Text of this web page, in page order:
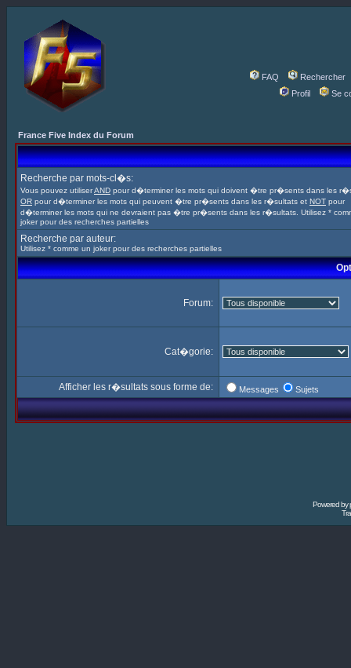
FAQ
Rechercher
Profil
Se
France Five Index du Forum
Recherche par mots-cl�s:
Vous pouvez utiliserAND pour d�terminer les mots qui doivent �tre pr�sents dans les
OR pour d�terminer les mots qui peuvent �tre pr�sents dans les r�sultats et NOT pour
d�terminer les mots qui ne devraient pas �tre pr�sents dans les r�sultats. Utilisez *
joker pour des recherches partielles
Recherche par auteur:
Utilisez * comme un joker pour des recherches partielles
Forum:
Cat�gorie:
Afficher les r�sultats sous forme de: Messages Sujets
Powered by